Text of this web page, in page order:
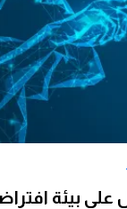
على بيئة